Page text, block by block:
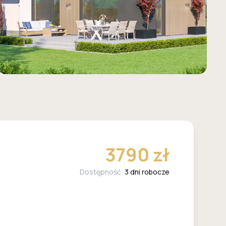
3790 zł
Dostępność: 3 dni robocze